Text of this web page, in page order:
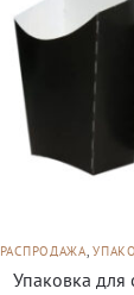
РАСПРОДАЖА,
Упаковка для